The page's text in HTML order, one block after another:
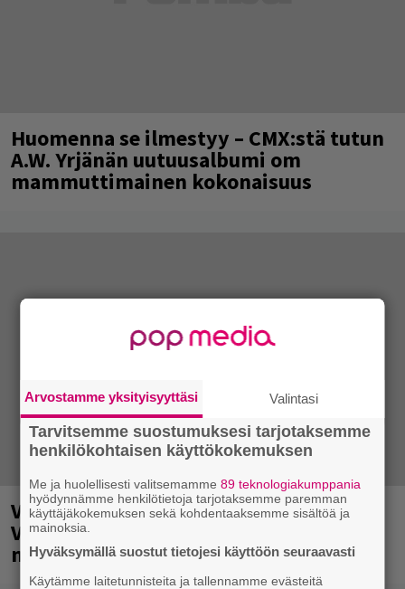
Huomenna se ilmestyy – CMX:stä tutun
A.W. Yrjänän uutuusalbumi om
mammuttimainen kokonaisuus
Valtava Yle 100 vuotta -tapahtuma
Veikkaus Arenalla syyskuussa – muista
myös metalliklassikot-konsertti
Arvostamme yksityisyyttäsi Valintasi
Tarvitsemme suostumuksesi tarjotaksemme
henkilökohtaisen käyttökokemuksen
Me ja huolellisesti valitsemamme89 teknologiakumppania
hyödynnämme henkilötietoja tarjotaksemme paremman
käyttäjäkokemuksen sekä kohdentaaksemme sisältöä ja
mainoksia.
Hyväksymällä suostut tietojesi käyttöön seuraavasti
Käytämme laitetunnisteita ja tallennamme evästeitä